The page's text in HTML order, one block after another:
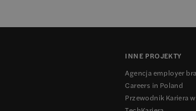
INNE PROJEKTY
Agencja employer
Careers in Poland
Przewodnik Kariera